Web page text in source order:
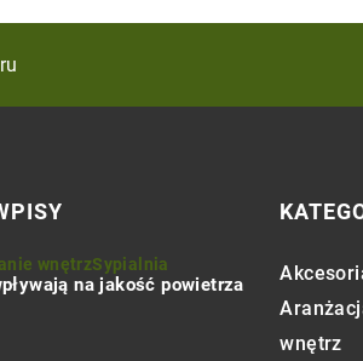
Hendi? Poradnik dla miłośników
nowoczesnego wnętrza?
wnętrzSypialnia
na jakość powietrza
wnętrz